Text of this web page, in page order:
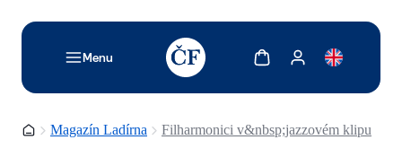
Menu
TODO: Add description for reader
Zobrazit košíkZobrazit můj účet
Domovská stránka
Magazín Ladírna Filharmonici v&nbsp;jazzovém klipu